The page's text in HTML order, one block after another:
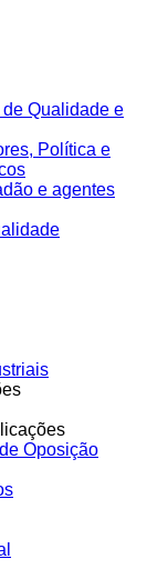
Qualidade e
Política e
e agentes
Oposição